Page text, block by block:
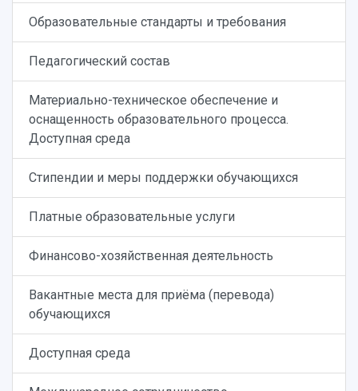
Образовательные стандарты и требования
Педагогический состав
Материально-техническое обеспечение и
оснащенность образовательного процесса.
Доступная среда
Стипендии и меры поддержки обучающихся
Платные образовательные услуги
Финансово-хозяйственная деятельность
Вакантные места для приёма (перевода)
обучающихся
Доступная среда